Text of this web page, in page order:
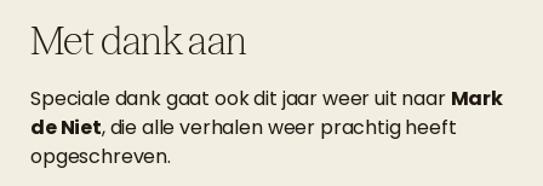
Met dank aan
Speciale dank gaat ook dit jaar weer uit naar Mark
de Niet, die alle verhalen weer prachtig heeft
opgeschreven.